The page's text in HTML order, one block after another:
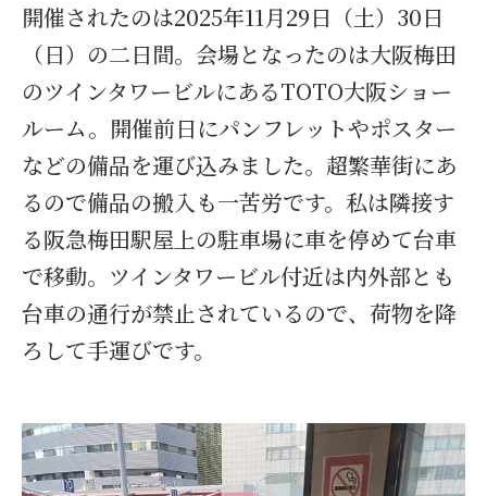
開催されたのは2025年11月29日（土）30日
（日）の二日間。会場となったのは大阪梅田
のツインタワービルにあるTOTO大阪ショー
ルーム。開催前日にパンフレットやポスター
などの備品を運び込みました。超繁華街にあ
るので備品の搬入も一苦労です。私は隣接す
る阪急梅田駅屋上の駐車場に車を停めて台車
で移動。ツインタワービル付近は内外部とも
台車の通行が禁止されているので、荷物を降
ろして手運びです。